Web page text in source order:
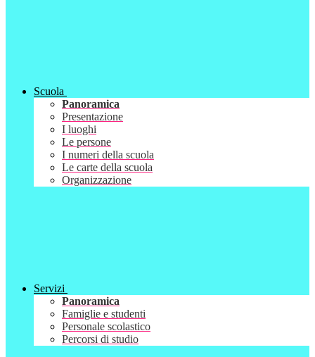
Scuola
Panoramica
Presentazione
I luoghi
Le persone
I numeri della scuola
Le carte della scuola
Organizzazione
Servizi
Panoramica
Famiglie e studenti
Personale scolastico
Percorsi di studio